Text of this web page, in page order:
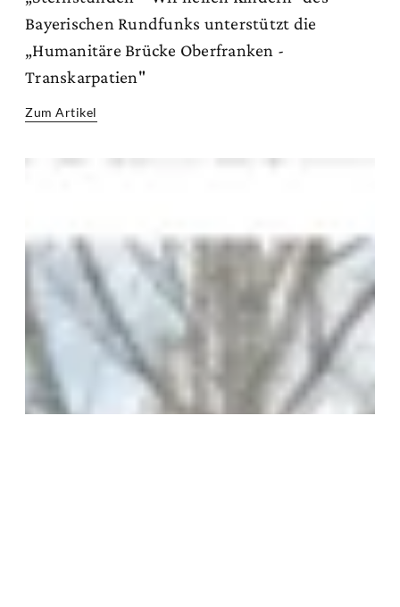
Bayerischen Rundfunks unterstützt die
„Humanitäre Brücke Oberfranken -
Transkarpatien"
Zum Artikel